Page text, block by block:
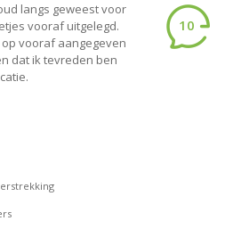
langs geweest voor
vooraf uitgelegd.
vooraf aangegeven
dat ik tevreden ben
10